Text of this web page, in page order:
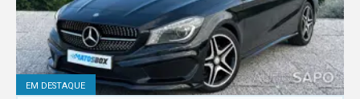
EM DESTAQUE